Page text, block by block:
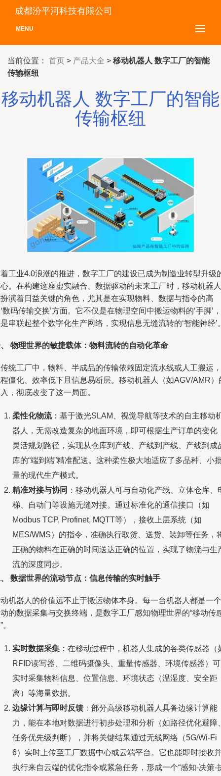
成都汾平河科技有限公司
MENU
当前位置： 首页 > 产品大全 > 移动机器人 数字工厂的智能
传输枢纽
移动机器人 数字工厂的智能
传输枢纽
工业4.0浪潮的推进，数字工厂的建设已成为制造业转型升级
。在构建这座虚实融合、数据驱动的未来工厂时，移动机器人
演着日益关键的角色，尤其是在实现物料、数据与指令的高
数码传输交换’方面。它不仅是在物理空间中搬运物料的‘手脚’，
串联起整个数字化生产网络，实现信息无缝流转的‘智能神经’
物理世界的敏捷载体：物料流转的自动化革命
统工厂中，物料、半成品的传输依赖固定流水线或人工搬运，
僵化、效率低下且信息易断层。移动机器人（如AGV/AMR）
，彻底改变了这一局面。
柔性化物流：基于激光SLAM、视觉导航等技术的自主移动
器人，无需改造复杂的地面环境，即可根据生产订单的变化
灵活规划路径，实现从仓库到产线、产线到产线、产线到成
库的“端到端”精准配送。这种柔性极大地适应了多品种、小
量的现代生产模式。
精准对接与协同 ：移动机器人可与自动化产线、立体仓库、
梯、自动门等设施无缝对接。通过标准化的通信接口（如
Modbus TCP, Profinet, MQTT等），接收上层系统（如
MES/WMS）的指令，准确执行取货、送货、装卸等任务，
正确的物料在正确的时间送达正确的位置，实现了物流与生
流的深度同步。
数据世界的流动节点：信息传输的实时触手
机器人的价值远不止于搬运物体本身。每一台机器人都是一个
的数据采集与交换终端，是数字工厂感知物理世界的“移动传
实时数据采集 ：在移动过程中，机器人集成的各类传感器（
RFID读写器、二维码摄像头、重量传感器、环境传感器）
实时采集物料信息、位置信息、环境状态（温湿度、安全距
离）等海量数据。
边缘计算与即时反馈 ：部分高级移动机器人具备边缘计算能
力，能在本地对数据进行初步处理和分析（如路径优化避障
任务优先级判断），并将关键结果通过无线网络（5G/Wi-Fi
6）实时上传至工厂数据中心或云端平台。它也能即时接收
执行来自云端的优化指令或紧急任务，形成一个“感知-决策-